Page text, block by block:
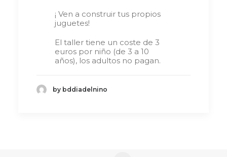
¡ Ven a construir tus propios
juguetes!
El taller tiene un coste de 3
euros por niño (de 3 a 10
años), los adultos no pagan.
by bddiadelnino